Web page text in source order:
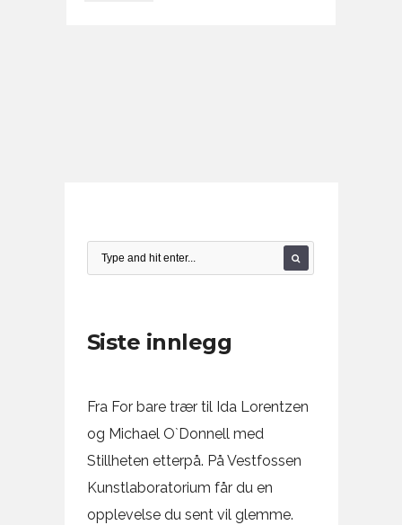
Siste innlegg
Fra For bare trær til Ida Lorentzen
og Michael O`Donnell med
Stillheten etterpå. På Vestfossen
Kunstlaboratorium får du en
opplevelse du sent vil glemme.